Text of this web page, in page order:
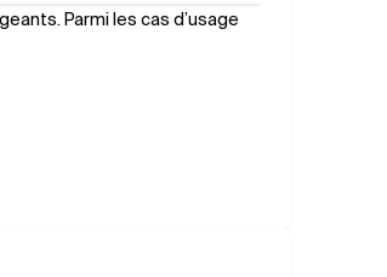
Parmi les cas d’usage